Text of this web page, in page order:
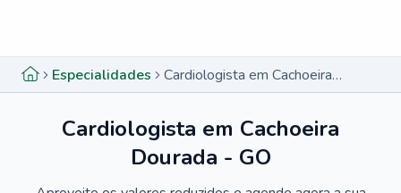
Especialidades Cardiologista em Cachoeira Dourada - GO
Cardiologista em Cachoeira
Dourada - GO